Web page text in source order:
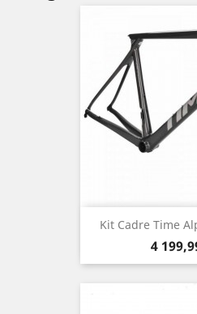
Kit Cadre Time
Prix
4